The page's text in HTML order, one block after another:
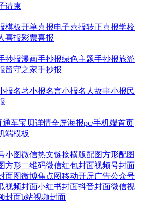
请柬
模板开单喜报电子喜报转正喜报学校
喜报彩票喜报
抄报漫画手抄报绿色主题手抄报旅游
留守之家手抄报
报名著小报名言小报名人故事小报民
通车宝贝详情全屏海报pc/手机端首页
端模板
小图微信热文链接横版配图方形配图
方形二维码微信红包封面视频号封面
面图微博焦点图移动开屏广告公众号
视频封面小红书封面抖音封面微信视
封面b站视频封面